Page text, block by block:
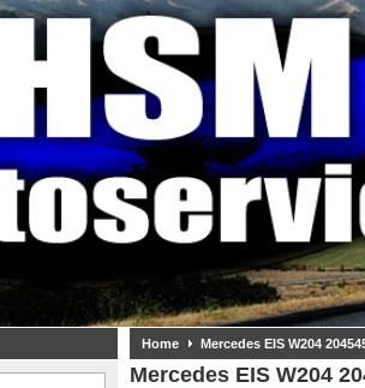
Home Mercedes EIS W204
Mercedes EIS W204